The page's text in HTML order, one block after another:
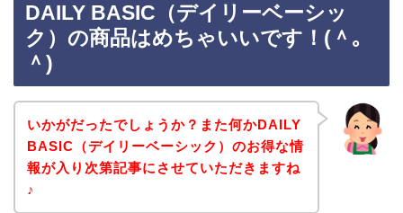
DAILY BASIC（デイリーベーシッ
ク）の商品はめちゃいいです！(＾｡
＾)
いかがだったでしょうか？また何かDAILY
BASIC（デイリーベーシック）のお得な情
報が入り次第記事にさせていただきますね
♪